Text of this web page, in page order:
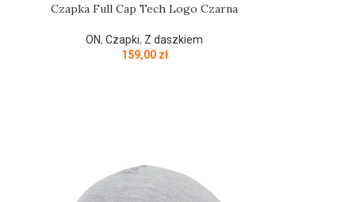
Czapka Full Cap Tech Logo Czarna
ON,Czapki, Z daszkiem
159,00 zł